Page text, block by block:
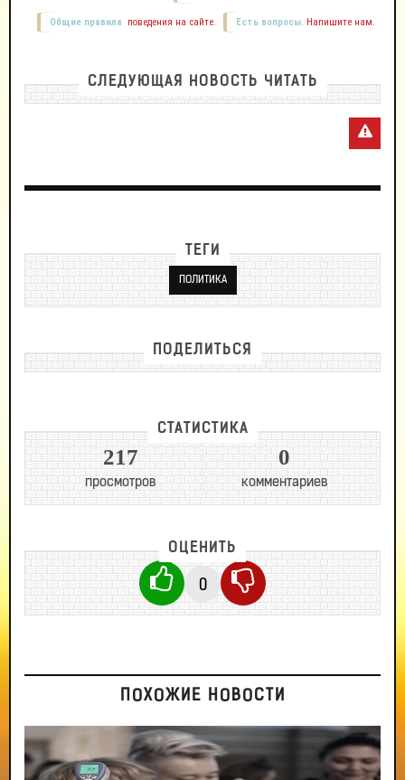
Есть вопросы. Напишите нам.
Общие правила поведения на сайте.
СЛЕДУЮЩАЯ НОВОСТЬ ЧИТАТЬ
ТЕГИ
ПОЛИТИКА
ПОДЕЛИТЬСЯ
СТАТИСТИКА
217
просмотров
0
комментариев
ОЦЕНИТЬ
0
ПОХОЖИЕ НОВОСТИ